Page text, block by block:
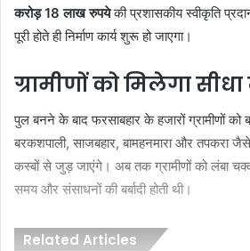
करोड़ 18 लाख रुपयेकी प्रशासकीय स्वीकृति
पूरी होते ही निर्माण कार्य शुरू हो जाएगा।
ग्रामीणों को मिलेगा
पुल बनने के बाद फरसाबहार के हजारों ग्रामीणों को
बरकशपाली, साजबहार, बामहनमारा और तपकरा
कस्बों से जुड़ जाएंगे। अब तक ग्रामीणों को लंबा
समय और संसाधनों की बर्बादी होती थी।
Related Articles